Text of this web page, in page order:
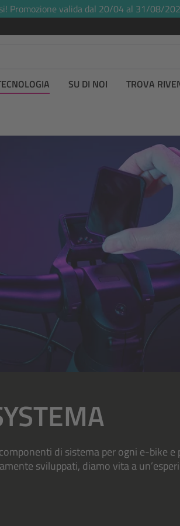
Promozione valida dal 20/04 al 31/08/
SU DI NOI TROVA
di sistema per ogni e-bike
sviluppati, diamo vita a